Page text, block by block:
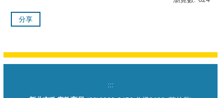
分享
:::